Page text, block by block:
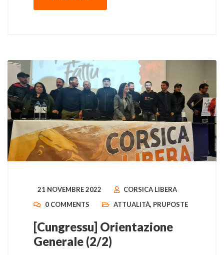
21 NOVEMBRE 2022
CORSICA LIBERA
0 COMMENTS
ATTUALITÀ, PRUPOSTE
[Cungressu] Orientazione
Generale (2/2)